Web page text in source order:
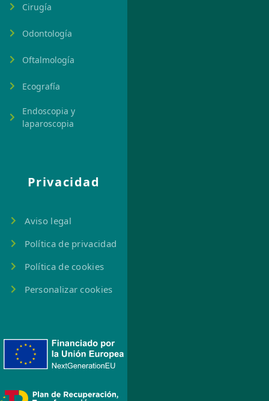
Cirugía
Odontología
Oftalmología
Ecografía
Endoscopia y
laparoscopia
Privacidad
Aviso legal
Política de privacidad
Política de cookies
Personalizar cookies